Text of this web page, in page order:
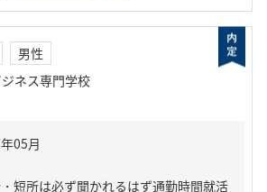
男性
ネス専門学校
短所は必ず聞かれるはず通勤時間就活